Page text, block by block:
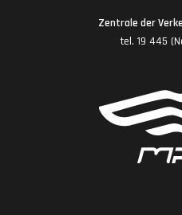
Zentrale der
tel. 19 445